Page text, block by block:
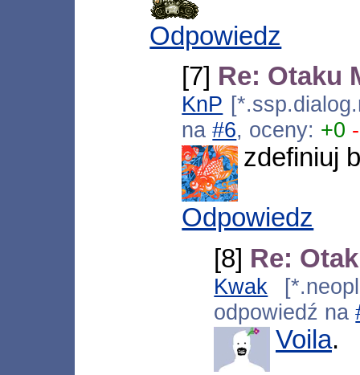
Odpowiedz
[7] Re: Otaku
KnP
na#6, oceny: +0
zdefiniuj
Odpowiedz
[8] Re:
Kwak
odpowiedź na
Voila.